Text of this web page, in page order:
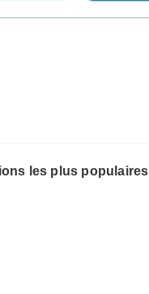
les plus populaires